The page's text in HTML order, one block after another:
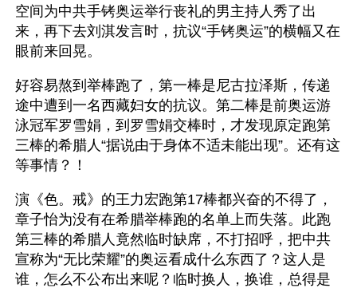
空间为中共手铐奥运举行丧礼的男主持人秀了出
来，再下去刘淇发言时，抗议“手铐奥运”的横幅又在
眼前来回晃。
好容易熬到举棒跑了，第一棒是尼古拉泽斯，传递
途中遭到一名西藏妇女的抗议。第二棒是前奥运游
泳冠军罗雪娟，到罗雪娟交棒时，才发现原定跑第
三棒的希腊人“据说由于身体不适未能出现”。还有这
等事情？！
演《色。戒》的王力宏跑第17棒都兴奋的不得了，
章子怡为没有在希腊举棒跑的名单上而失落。此跑
第三棒的希腊人竟然临时缺席，不打招呼，把中共
宣称为“无比荣耀”的奥运看成什么东西了？这人是
谁，怎么不公布出来呢？临时换人，换谁，总得是